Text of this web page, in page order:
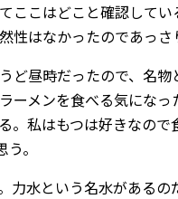
ここはどこと確認して
はなかったのであっさ
ど昼時だったので、名
ーメンを食べる気にな
。私はもつは好きなの
。
力水という名水がある